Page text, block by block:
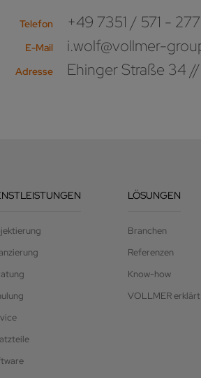
Telefon +49 7351 / 571 - 277
E-Mail i.wolf@vollmer-
Adresse Ehinger Straße 34
LÖSUNGEN
Branchen
Referenzen
Know-how
VOLLMER erklärt